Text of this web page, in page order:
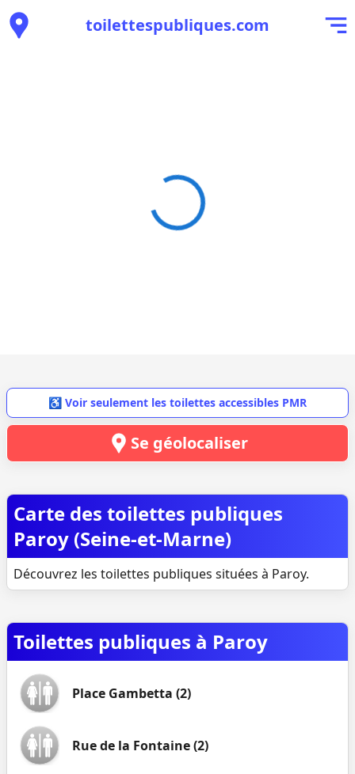
toilettespubliques.com
♿ Voir seulement les toilettes accessibles PMR
Se géolocaliser
Carte des toilettes publiques
Paroy (Seine-et-Marne)
Découvrez les toilettes publiques situées à Paroy.
Toilettes publiques à Paroy
Place Gambetta (2)
Rue de la Fontaine (2)